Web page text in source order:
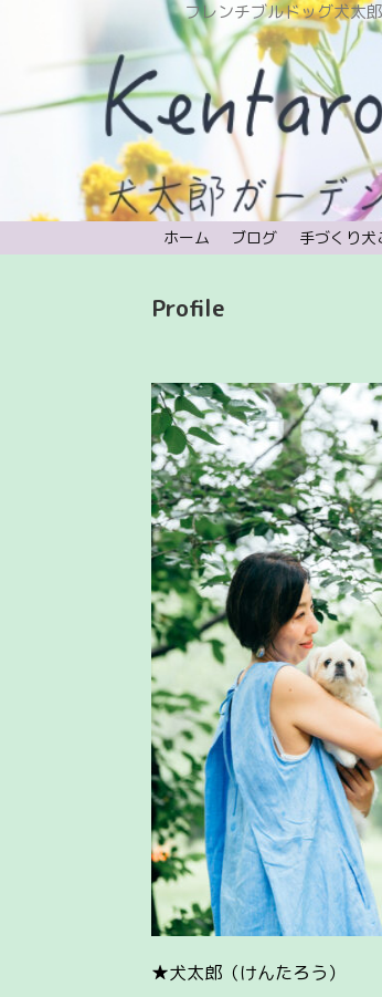
フレンチブルドッグ犬
ホーム ブログ 手づくり犬
Profile
★犬太郎（けんたろう）